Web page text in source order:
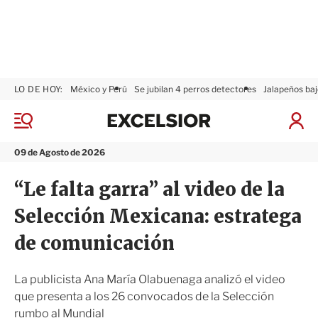
M
n
09 de Agosto de 2026
LO DE HOY: México y Perú Se jubilan 4 perros detectores Jalapeños
I
S
x
s
i
“Le falta garra” al video de la
Selección Mexicana: estratega
de comunicación
La publicista Ana María Olabuenaga analizó el video
que presenta a los 26 convocados de la Selección
rumbo al Mundial